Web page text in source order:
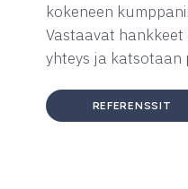
kokeneen
Vastaavat
yhteys ja katsotaan
REFERENSSIT